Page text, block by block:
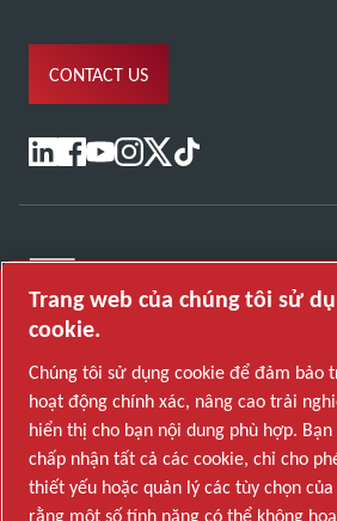
CONTACT US
Khám phá cách Atlas Copco
Trang web của chúng tôi sử
cookie.
Chúng tôi sử dụng cookie để đảm bảo
hoạt động chính xác, nâng cao trải
hiển thị cho bạn nội dung phù hợp.
chấp nhận tất cả các cookie, chỉ cho
thiết yếu hoặc quản lý các tùy chọn
rằng một số tính năng có thể không